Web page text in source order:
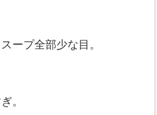
ープ全部少な目。
。